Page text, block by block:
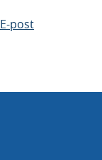
E-post